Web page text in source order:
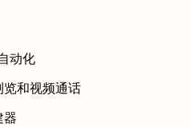
动化
和视频通话
器